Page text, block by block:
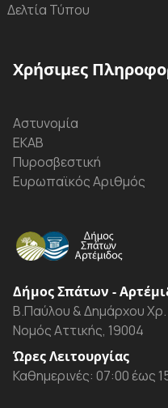
Δελτία Τύπου
Χρήσιμες
Αστυνομία
ΕΚΑΒ
Πυροσβεστική
Ευρωπαϊκός Αριθμός
Δήμος Σπάτων -
Β.Παύλου & Δημάρχου
Νομός Αττικής, 19004
Ώρες Λειτουργίας
Καθημερινές: 07:00 έως